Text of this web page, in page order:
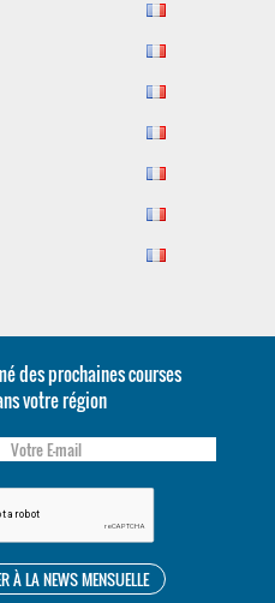
des prochaines courses
votre région